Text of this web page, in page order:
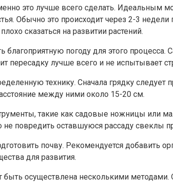
это лучше всего сделать. Идеальным
Обычно это происходит через 2-3
сказаться на развитии растений.
благоприятную погоду для этого
пересадку лучше всего и не испытывает
технику. Сначала грядку следует
между ними около 15-20 см.
такие как садовые ножницы или
повредить оставшуюся рассаду свеклы
почву. Рекомендуется добавить
для развития.
осуществлена несколькими